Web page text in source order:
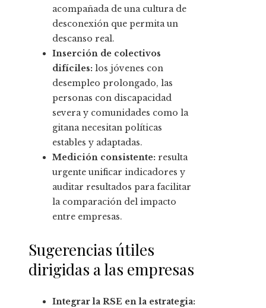
acompañada de una cultura de
desconexión que permita un
descanso real.
Inserción de colectivos
difíciles: los jóvenes con
desempleo prolongado, las
personas con discapacidad
severa y comunidades como la
gitana necesitan políticas
estables y adaptadas.
Medición consistente: resulta
urgente unificar indicadores y
auditar resultados para facilitar
la comparación del impacto
entre empresas.
Sugerencias útiles
dirigidas a las empresas
Integrar la RSE en la estrategia: